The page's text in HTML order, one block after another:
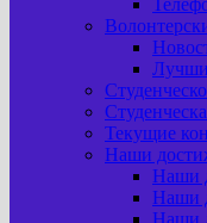
Текущие
Наши
Наши
Наши
Наши